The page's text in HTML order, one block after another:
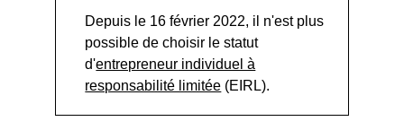
Depuis le 16 février 2022, il n'est plus
possible de choisir le statut
d'entrepreneur individuel à
responsabilité limitée (EIRL).